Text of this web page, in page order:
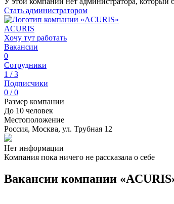
Стать администратором
ACURIS
Хочу тут работать
Вакансии
0
Сотрудники
1 / 3
Подписчики
0 / 0
Размер компании
До 10 человек
Местоположение
Россия, Москва, ул. Трубная 12
Нет информации
Компания пока ничего не рассказала о себе
Вакансии компании